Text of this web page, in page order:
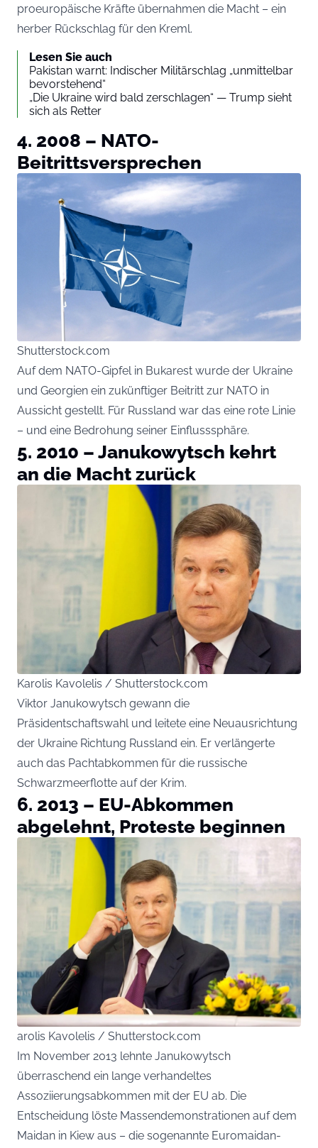
proeuropäische Kräfte übernahmen die Macht – ein
herber Rückschlag für den Kreml.
Lesen Sie auch
Pakistan warnt: Indischer Militärschlag „unmittelbar
bevorstehend“
„Die Ukraine wird bald zerschlagen“ — Trump sieht
sich als Retter
4. 2008 – NATO-
Beitrittsversprechen
Shutterstock.com
Auf dem NATO-Gipfel in Bukarest wurde der Ukraine
und Georgien ein zukünftiger Beitritt zur NATO in
Aussicht gestellt. Für Russland war das eine rote Linie
– und eine Bedrohung seiner Einflusssphäre.
5. 2010 – Janukowytsch kehrt
an die Macht zurück
Karolis Kavolelis / Shutterstock.com
Viktor Janukowytsch gewann die
Präsidentschaftswahl und leitete eine Neuausrichtung
der Ukraine Richtung Russland ein. Er verlängerte
auch das Pachtabkommen für die russische
Schwarzmeerflotte auf der Krim.
6. 2013 – EU-Abkommen
abgelehnt, Proteste beginnen
arolis Kavolelis / Shutterstock.com
Im November 2013 lehnte Janukowytsch
überraschend ein lange verhandeltes
Assoziierungsabkommen mit der EU ab. Die
Entscheidung löste Massendemonstrationen auf dem
Maidan in Kiew aus – die sogenannte Euromaidan-